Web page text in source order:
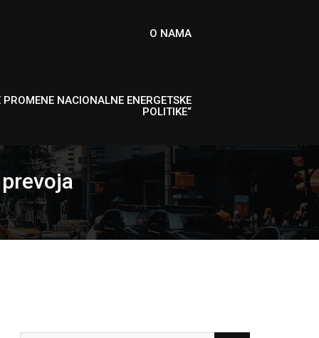
O NAMA
NACIONALNE ENERGETSKE
POLITIKE“